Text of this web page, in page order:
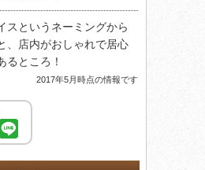
スというネーミングから
、店内がおしゃれで居心
るところ！
2017年5月時点の情報です